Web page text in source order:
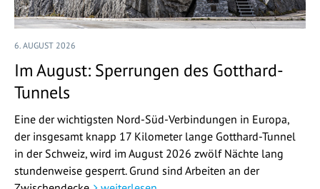
6. AUGUST 2026
Im August: Sperrungen des Gotthard-
Tunnels
Eine der wichtigsten Nord-Süd-Verbindungen in Europa,
der insgesamt knapp 17 Kilometer lange Gotthard-Tunnel
in der Schweiz, wird im August 2026 zwölf Nächte lang
stundenweise gesperrt. Grund sind Arbeiten an der